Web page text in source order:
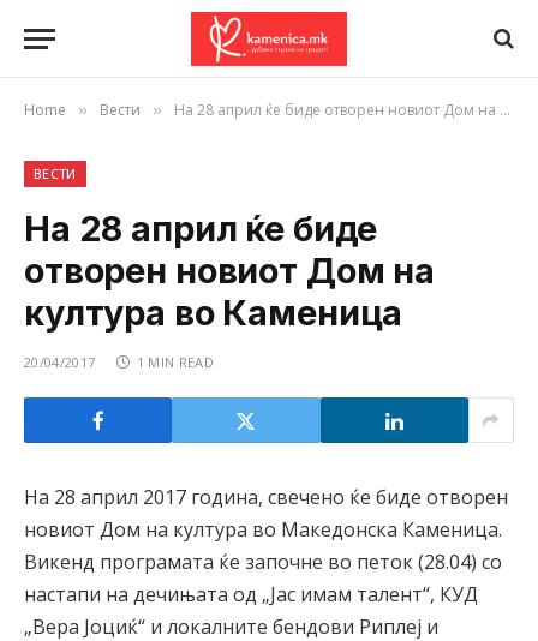
Home » Вести » На 28 април ќе биде отворен новиот Дом на култура во Каменица
ВЕСТИ
На 28 април ќе биде
отворен новиот Дом на
култура во Каменица
20/04/2017 1 MIN READ
На 28 април 2017 година, свечено ќе биде отворен
новиот Дом на култура во Македонска Каменица.
Викенд програмата ќе започне во петок (28.04) со
настапи на дечињата од „Јас имам талент“, КУД
„Вера Јоциќ“ и локалните бендови Риплеј и